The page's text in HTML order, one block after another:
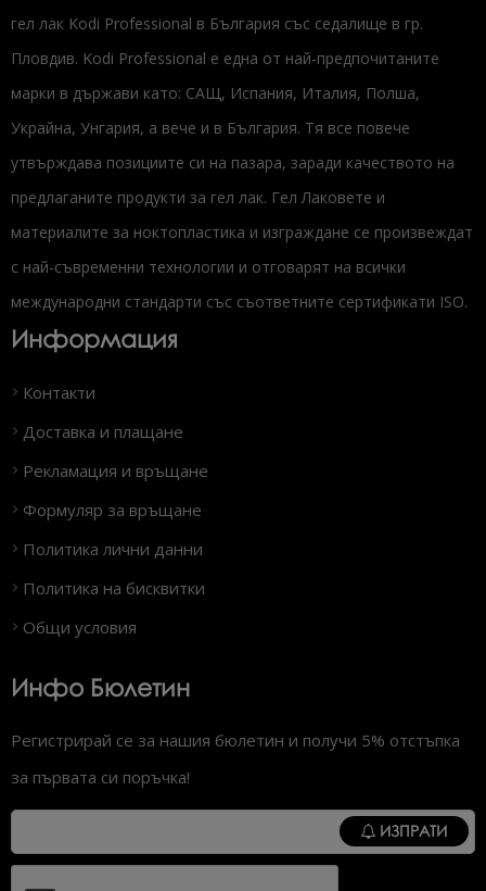
гел лак Kodi Professional в България със седалище в гр.
Пловдив. Kodi Professional е една от най-предпочитаните
марки в държави като: САЩ, Испания, Италия, Полша,
Украйна, Унгария, а вече и в България. Тя все повече
утвърждава позициите си на пазара, заради качеството на
предлаганите продукти за гел лак. Гел Лаковете и
материалите за ноктопластика и изграждане се произвеждат
с най-съвременни технологии и отговарят на всички
международни стандарти със съответните сертификати ISO.
Информация
Контакти
Доставка и плащане
Рекламация и връщане
Формуляр за връщане
Политика лични данни
Политика на бисквитки
Общи условия
Инфо Бюлетин
Регистрирай се за нашия бюлетин и получи 5% отстъпка
за първата си поръчка!
ИЗПРАТИ